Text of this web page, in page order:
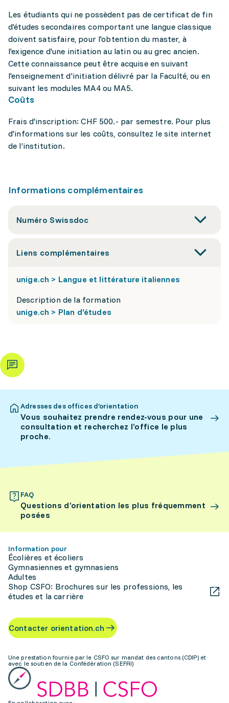
Les étudiants qui ne possèdent pas de certificat de fin
d'études secondaires comportant une langue classique
doivent satisfaire, pour l'obtention du master, à
l'exigence d'une initiation au latin ou au grec ancien.
Cette connaissance peut être acquise en suivant
l'enseignement d'initiation délivré par la Faculté, ou en
suivant les modules MA4 ou MA5.
Coûts
Frais d'inscription: CHF 500.- par semestre. Pour plus
d'informations sur les coûts, consultez le site internet
de l’institution.
Informations complémentaires
Numéro Swissdoc
Liens complémentaires
unige.ch > Langue et littérature italiennes
Description de la formation
unige.ch > Plan d'études
Adresses des offices d’orientation
Vous souhaitez prendre rendez-vous pour une
consultation et recherchez l’office le plus
proche.
FAQ
Questions d’orientation les plus fréquemment
posées
Information pour
Écolières et écoliers
Gymnasiennes et gymnasiens
Adultes
Shop CSFO: Brochures sur les professions, les
études et la carrière
Contacter orientation.ch
Une prestation fournie par le CSFO sur mandat des cantons (CDIP) et
avec le soutien de la Confédération (SEFRI)